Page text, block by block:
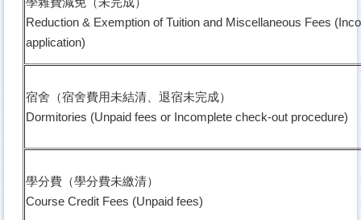
學雜費減免（未完成）
Reduction & Exemption of Tuition and Miscellaneous Fees
application)
宿舍（宿舍費用未結清、退宿未完成）
Dormitories (Unpaid fees or Incomplete check-out procedure)
學分費（學分費未繳清）
Course Credit Fees (Unpaid fees)